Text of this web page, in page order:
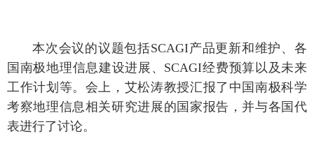
本次会议的议题包括SCAGI产品更新和维护、各
国南极地理信息建设进展、 SCAGI经费预算以及未来
工作计划等。会上，艾松涛教授汇报了 中国南极科学
考察地理信息相关研究进展的国家报告 ，并与各国代
表进行了讨论。